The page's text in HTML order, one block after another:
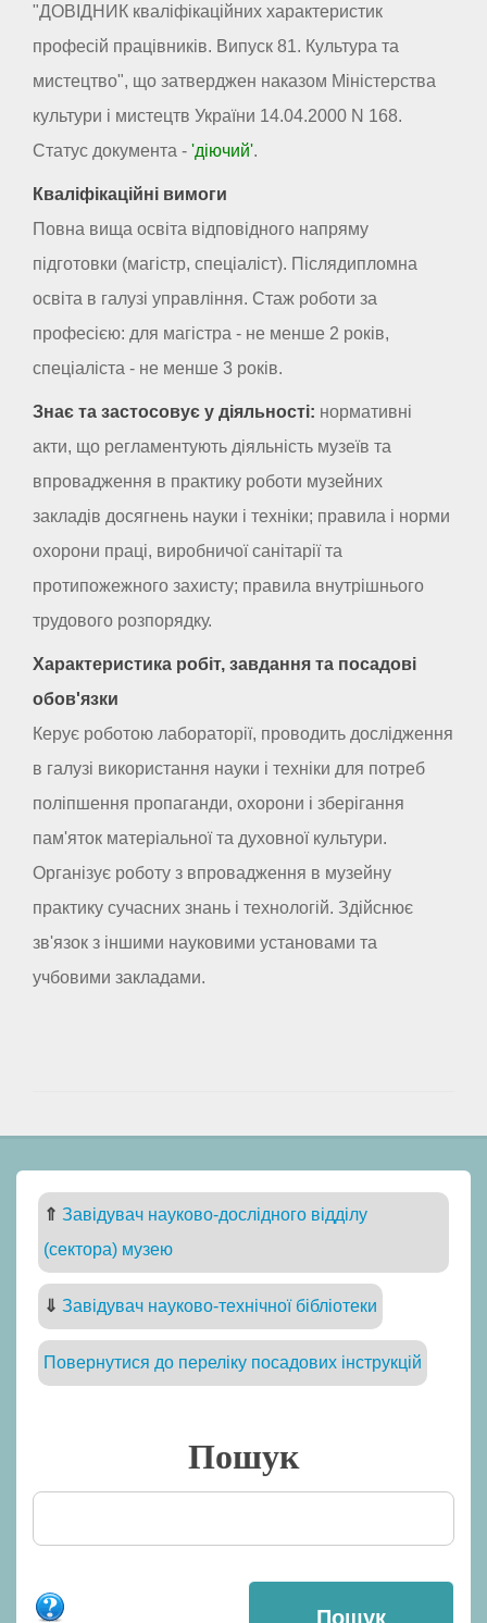
"ДОВІДНИК кваліфікаційних характеристик
професій працівників. Випуск 81. Культура та
мистецтво", що затверджен наказом Міністерства
культури і мистецтв України 14.04.2000 N 168.
Статус документа - 'діючий'.
Кваліфікаційні вимоги
Повна вища освіта відповідного напряму
підготовки (магістр, спеціаліст). Післядипломна
освіта в галузі управління. Стаж роботи за
професією: для магістра - не менше 2 років,
спеціаліста - не менше 3 років.
Знає та застосовує у діяльності: нормативні
акти, що регламентують діяльність музеїв та
впровадження в практику роботи музейних
закладів досягнень науки і техніки; правила і норми
охорони праці, виробничої санітарії та
протипожежного захисту; правила внутрішнього
трудового розпорядку.
Характеристика робіт, завдання та посадові
обов'язки
Керує роботою лабораторії, проводить дослідження
в галузі використання науки і техніки для потреб
поліпшення пропаганди, охорони і зберігання
пам'яток матеріальної та духовної культури.
Організує роботу з впровадження в музейну
практику сучасних знань і технологій. Здійснює
зв'язок з іншими науковими установами та
учбовими закладами.
⇑ Завідувач науково-дослідного відділу
(сектора) музею
⇓ Завідувач науково-технічної бібліотеки
Повернутися до переліку посадових інструкцій
Пошук